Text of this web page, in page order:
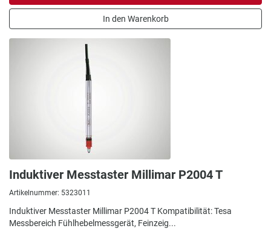
In den Warenkorb
Induktiver Messtaster Millimar P2004 T
Artikelnummer: 5323011
Induktiver Messtaster Millimar P2004 T Kompatibilität: Tesa
Messbereich Fühlhebelmessgerät, Feinzeig...